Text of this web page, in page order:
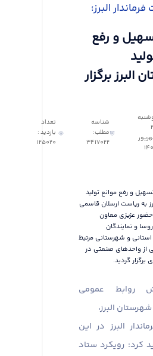
البرز؛
و رفع
البرز برگزار
شناسه
مطلب:
3417022
تعداد
بازدید :
125020
و رفع موانع تولید
به ریاست ارسلان قاسمی
حضور عزیزی معاون
و نمایندگان
و شهرستانی مرتبط
از واحدهای صنعتی در
برگزار گردید.
روابط عمومی
البرز،
البرز در این
کرد: رویکرد ستاد